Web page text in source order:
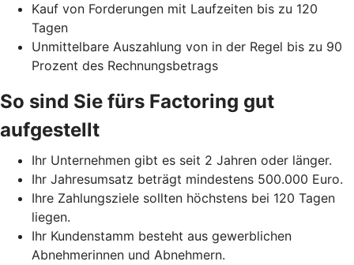
Kauf von Forderungen mit Laufzeiten bis zu 120
Tagen
Unmittelbare Auszahlung von in der Regel bis zu 90
Prozent des Rechnungsbetrags
So sind Sie fürs Factoring gut
aufgestellt
Ihr Unternehmen gibt es seit 2 Jahren oder länger.
Ihr Jahresumsatz beträgt mindestens 500.000 Euro.
Ihre Zahlungsziele sollten höchstens bei 120 Tagen
liegen.
Ihr Kundenstamm besteht aus gewerblichen
Abnehmerinnen und Abnehmern.